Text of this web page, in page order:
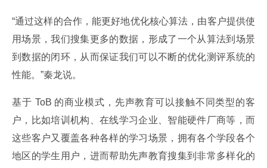
“通过这样的合作，能更好地优化核心算法，由客户提供使
用场景，我们搜集更多的数据，形成了一个从算法到场景
到数据的闭环，从而保证我们可以不断的优化测评系统的
性能。”秦龙说。
基于 ToB 的商业模式，先声教育可以接触不同类型的客
户，比如培训机构、在线学习企业、智能硬件厂商等，而
这些客户又覆盖各种各样的学习场景，拥有各个学段各个
地区的学生用户，进而帮助先声教育搜集到非常多样化的